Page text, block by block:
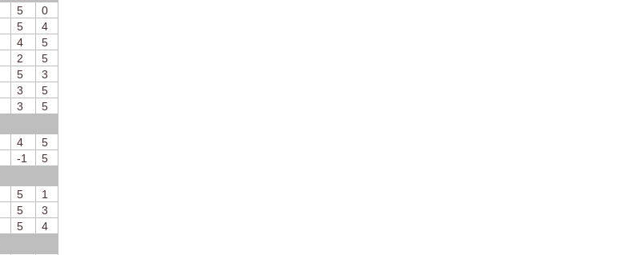
5
0
5
4
4
5
2
5
5
3
3
5
3
5
4
5
-1
5
5
1
5
3
5
4